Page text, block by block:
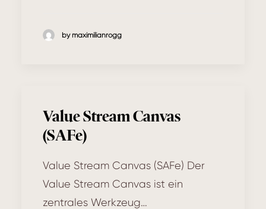
by maximilianrogg
Value Stream Canvas
(SAFe)
Value Stream Canvas (SAFe) Der
Value Stream Canvas ist ein
zentrales Werkzeug…